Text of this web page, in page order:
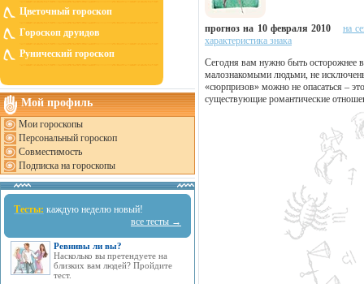
Цветочный гороскоп
Гороскоп друидов
Рунический гороскоп
Мой профиль
Мои гороскопы
Персональный гороскоп
Совместимость
Подписка на гороскопы
Тесты: каждую неделю новый!
все тесты →
Ревнивы ли вы?
Насколько вы претендуете на
близких вам людей? Пройдите
тест.
прогноз на 10 февраля 2010
на
характеристика знака
Сегодня вам нужно быть осторожнее
малознакомыми людьми, не
«сюрпризов» можно не опасаться –
существующие романтические